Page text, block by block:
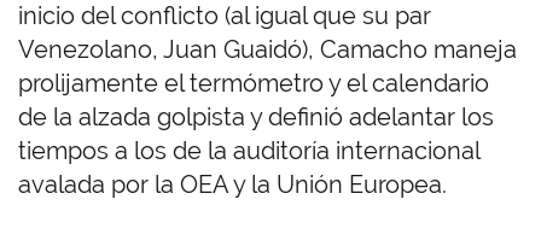
inicio del conflicto (al igual que su par
Venezolano, Juan Guaidó), Camacho maneja
prolijamente el termómetro y el calendario
de la alzada golpista y definió adelantar los
tiempos a los de la auditoría internacional
avalada por la OEA y la Unión Europea.